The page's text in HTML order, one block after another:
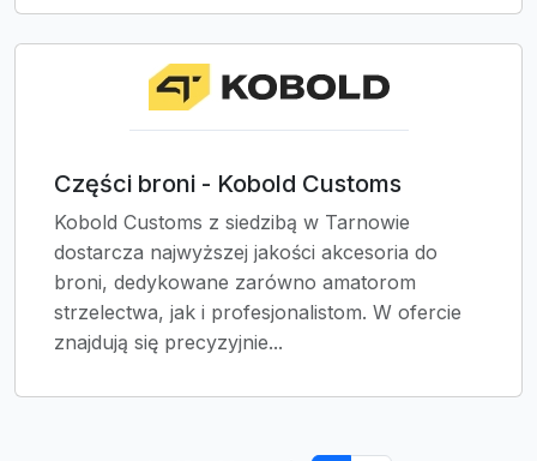
Części broni - Kobold Customs
Kobold Customs z siedzibą w Tarnowie
dostarcza najwyższej jakości akcesoria do
broni, dedykowane zarówno amatorom
strzelectwa, jak i profesjonalistom. W ofercie
znajdują się precyzyjnie...